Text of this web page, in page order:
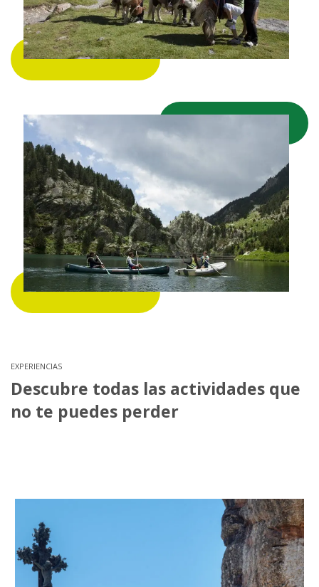
EXPERIENCIAS
Descubre todas las actividades que
no te puedes perder